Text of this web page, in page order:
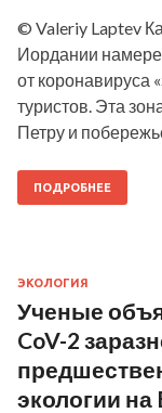
© Valeriy Laptev
Иордании
от коронавируса
туристов. Эта
Петру и
ПОДРОБНЕЕ
ЭКОЛОГИЯ
Ученые
CoV-2
экологии на